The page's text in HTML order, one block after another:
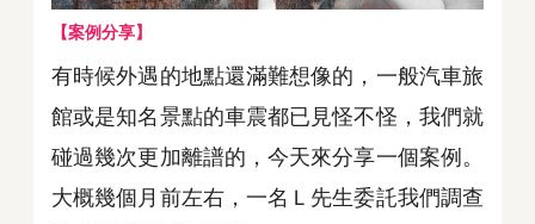
【案例分享】
有時候外遇的地點還滿難想像的，一般汽車旅
館或是知名景點的車震都已見怪不怪，我們就
碰過幾次更加離譜的，今天來分享一個案例。
大概幾個月前左右，一名Ｌ先生委託我們調查